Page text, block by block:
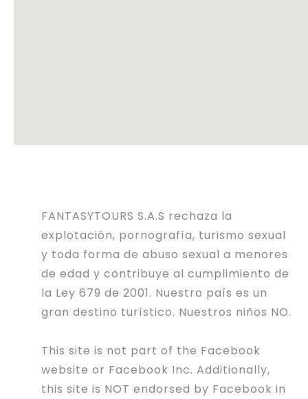
FANTASYTOURS S.A.S rechaza la
explotación, pornografía, turismo sexual
y toda forma de abuso sexual a menores
de edad y contribuye al cumplimiento de
la Ley 679 de 2001. Nuestro país es un
gran destino turístico. Nuestros niños NO.
This site is not part of the Facebook
website or Facebook Inc. Additionally,
this site is NOT endorsed by Facebook in